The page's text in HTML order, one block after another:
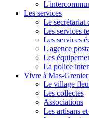
Les services
Le secrétariat
Les services
Les services
L'agence
Les
La police
Vivre à Mas-Grenier
Le village
Les collectes
Associations
Les artisans